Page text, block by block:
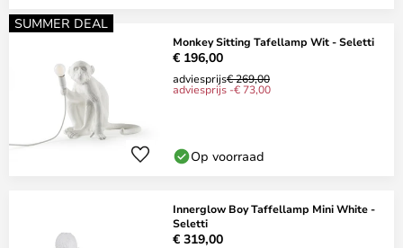
SUMMER DEAL
Monkey Sitting Tafellamp Wit - Seletti
€ 196,00
adviesprijs€ 269,00
adviesprijs -€ 73,00
Op voorraad
Innerglow Boy Taffellamp Mini White -
Seletti
€ 319,00